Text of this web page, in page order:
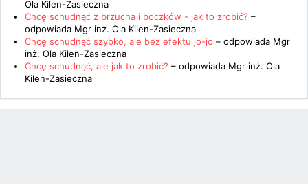
Ola Kilen-Zasieczna
Chcę schudnąć z brzucha i boczków - jak to zrobić? –
odpowiada Mgr inż. Ola Kilen-Zasieczna
Chcę schudnąć szybko, ale bez efektu jo-jo – odpowiada Mgr
inż. Ola Kilen-Zasieczna
Chcę schudnąć, ale jak to zrobić? – odpowiada Mgr inż. Ola
Kilen-Zasieczna